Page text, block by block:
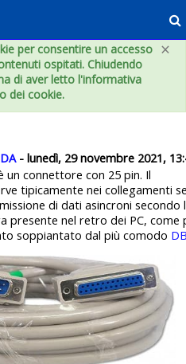
×
per consentire un accesso
ospitati. Chiudendo
di aver letto l'informativa
dei cookie.
- lunedì, 29 novembre 2021,
un connettore con 25 pin. Il
tipicamente nei collegamenti
di dati asincroni
presente nel retro dei PC, come
soppiantato dal più comodo